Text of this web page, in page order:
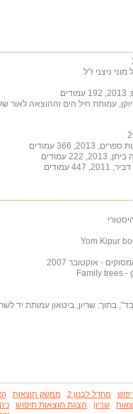
ניצני ז"ל
עמותת חיל הים וההוצאה לאור
366 עמודים
עמודים
עמודים
- אוקטובר 2007
בתוך: שריון, ביטאון עמותת יד
מחדל לבנון 2 ממשק תוצאות
שריון הצגת תוצאות חיפוש